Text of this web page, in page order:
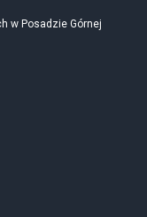
w Posadzie Górnej